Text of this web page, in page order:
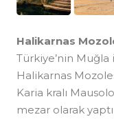
Halikarnas
Türkiye’nin
Halikarnas
Karia kralı
mezar olarak